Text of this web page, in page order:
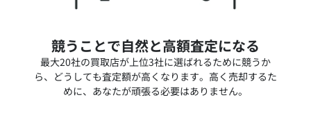
競うことで自然と高額査定になる
最大20社の買取店が上位3社に選ばれるために競うか
ら、どうしても査定額が高くなります。高く売却するた
めに、あなたが頑張る必要はありません。